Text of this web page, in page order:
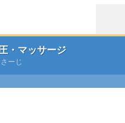
・マッサージ
ーじ